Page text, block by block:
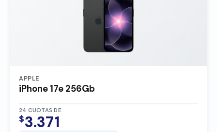
APPLE
iPhone 17e 256Gb
24 CUOTAS DE
$3.371